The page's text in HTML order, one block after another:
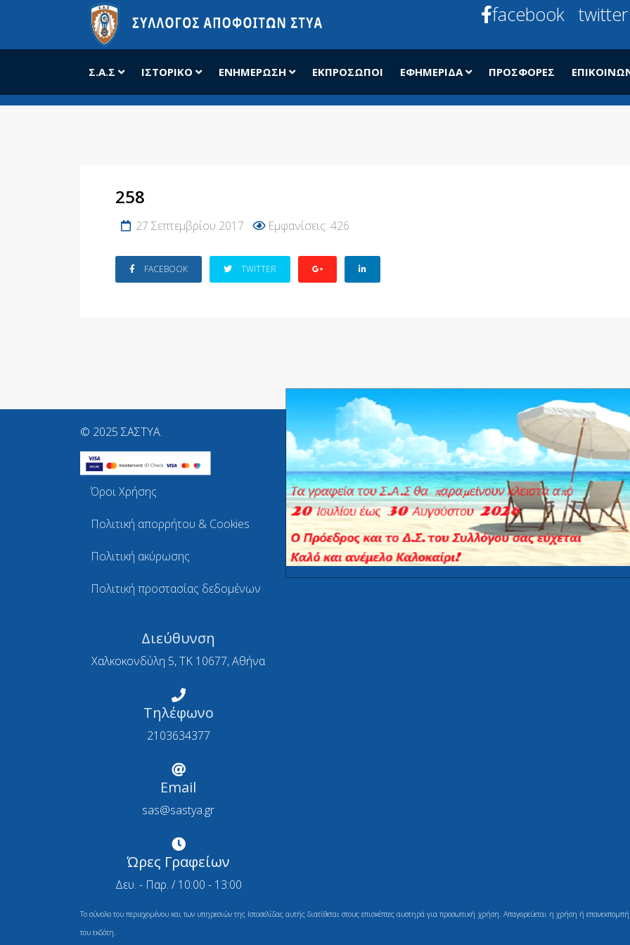
facebook twitter
Σ.Α.Σ ΙΣΤΟΡΙΚΌ ΕΝΗΜΈΡΩΣΗ ΕΚΠΡΌΣΩΠΟΙ ΕΦΗΜΕΡΊΔΑ ΠΡΟΣΦΟΡΈΣ
258
27 Σεπτεμβρίου 2017 Εμφανίσεις: 426
FACEBOOK TWITTER
© 2025 ΣΑΣΤΥΑ.
Όροι Χρήσης
Πολιτική απορρήτου & Cookies
Πολιτική ακύρωσης
Πολιτική προστασίας δεδομένων
Διεύθυνση
Χαλκοκονδύλη 5, ΤΚ 10677, Αθήνα
Τηλέφωνο
2103634377
Email
sas@sastya.gr
Ώρες Γραφείων
Δευ. - Παρ. / 10:00 - 13:00
Το σύνολο του περιεχομένου και των υπηρεσιών της Ιστοσελίδας αυτής διατίθεται στους επισκέπτες αυστηρά για προσωπική χρήση. Απαγορεύεται η χρήση ή
του εκδότη.